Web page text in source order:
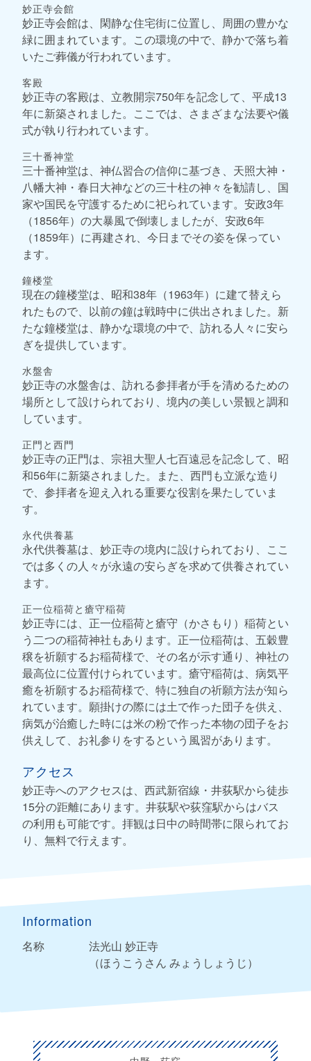
妙正寺会館
妙正寺会館は、閑静な住宅街に位置し、周囲の豊かな
緑に囲まれています。この環境の中で、静かで落ち着
いたご葬儀が行われています。
客殿
妙正寺の客殿は、立教開宗750年を記念して、平成13
年に新築されました。ここでは、さまざまな法要や儀
式が執り行われています。
三十番神堂
三十番神堂は、神仏習合の信仰に基づき、天照大神・
八幡大神・春日大神などの三十柱の神々を勧請し、国
家や国民を守護するために祀られています。安政3年
（1856年）の大暴風で倒壊しましたが、安政6年
（1859年）に再建され、今日までその姿を保ってい
ます。
鐘楼堂
現在の鐘楼堂は、昭和38年（1963年）に建て替えら
れたもので、以前の鐘は戦時中に供出されました。新
たな鐘楼堂は、静かな環境の中で、訪れる人々に安ら
ぎを提供しています。
水盤舎
妙正寺の水盤舎は、訪れる参拝者が手を清めるための
場所として設けられており、境内の美しい景観と調和
しています。
正門と西門
妙正寺の正門は、宗祖大聖人七百遠忌を記念して、昭
和56年に新築されました。また、西門も立派な造り
で、参拝者を迎え入れる重要な役割を果たしていま
す。
永代供養墓
永代供養墓は、妙正寺の境内に設けられており、ここ
では多くの人々が永遠の安らぎを求めて供養されてい
ます。
正一位稲荷と瘡守稲荷
妙正寺には、正一位稲荷と瘡守（かさもり）稲荷とい
う二つの稲荷神社もあります。正一位稲荷は、五穀豊
穣を祈願するお稲荷様で、その名が示す通り、神社の
最高位に位置付けられています。瘡守稲荷は、病気平
癒を祈願するお稲荷様で、特に独自の祈願方法が知ら
れています。願掛けの際には土で作った団子を供え、
病気が治癒した時には米の粉で作った本物の団子をお
供えして、お礼参りをするという風習があります。
アクセス
妙正寺へのアクセスは、西武新宿線・井荻駅から徒歩
15分の距離にあります。井荻駅や荻窪駅からはバス
の利用も可能です。拝観は日中の時間帯に限られてお
り、無料で行えます。
Information
名称
法光山 妙正寺
（ほうこうさん みょうしょうじ）